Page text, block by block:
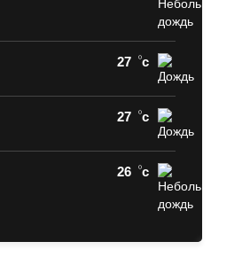
27 c
27 c
26 c